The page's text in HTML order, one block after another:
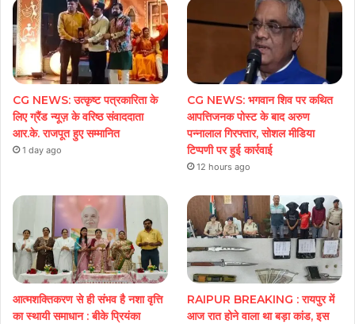
CG NEWS: उत्कृष्ट पत्रकारिता के
लिए ग्रैंड न्यूज़ के वरिष्ठ संवाददाता
आर.के. राजपूत हुए सम्मानित
1 day ago
CG NEWS: भगवान शिव पर कथित
आपत्तिजनक पोस्ट के बाद अरुण
पन्नालाल गिरफ्तार, सोशल मीडिया
टिप्पणी पर हुई कार्रवाई
12 hours ago
आत्मशक्तिकरण से ही संभव है नशा वृत्ति
का स्थायी समाधान : बीके प्रियंका
RAIPUR BREAKING : रायपुर में
आज रात होने वाला था बड़ा कांड, इस